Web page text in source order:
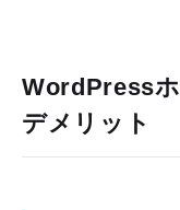
WordPress
デメリット